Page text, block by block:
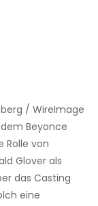
/ WireImage
Beyonce
Rolle von
Glover als
das Casting
eine